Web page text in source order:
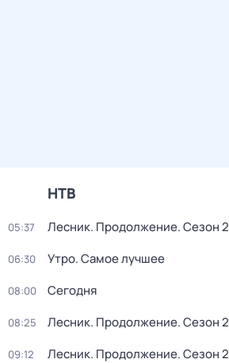
НТВ
05:37 Лесник. Продолжение. Сезон 2
06:30 Утро. Самое лучшее
08:00 Сегодня
08:25 Лесник. Продолжение. Сезон 2
09:12 Лесник. Продолжение. Сезон 2